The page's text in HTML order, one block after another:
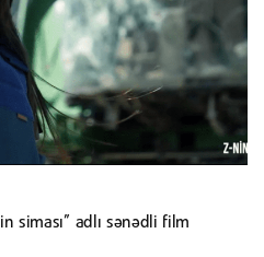
siması” adlı sənədli film